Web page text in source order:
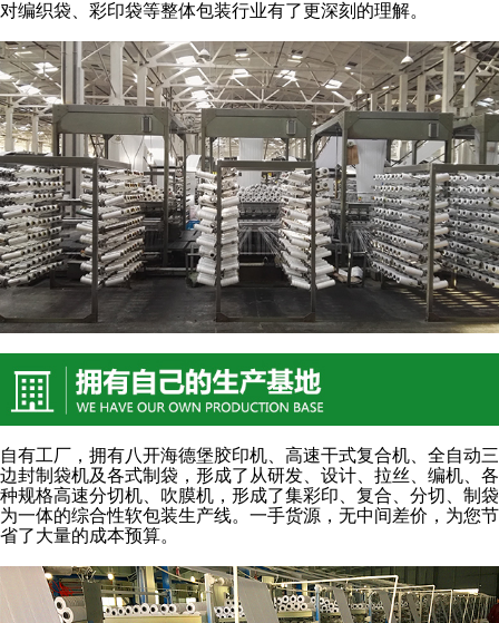
对编织袋、彩印袋等整体包装行业有了更深刻的理解。
自有工厂，拥有八开海德堡胶印机、高速干式复合机、全自动三
边封制袋机及各式制袋，形成了从研发、设计、拉丝、编机、各
种规格高速分切机、吹膜机，形成了集彩印、复合、分切、制袋
为一体的综合性软包装生产线。一手货源，无中间差价，为您节
省了大量的成本预算。